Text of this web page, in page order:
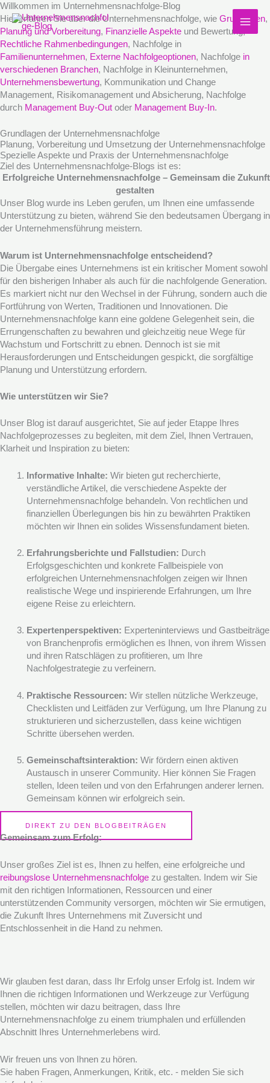
Zum
Inhalt
springen
Willkommen im Unternehmensnachfolge-Blog
Hier erfahren Sie über die Unternehmensnachfolge, wie Grundlagen,
Planung und Vorbereitung, Finanzielle Aspekte und Bewertung,
Rechtliche Rahmenbedingungen, Nachfolge in
Familienunternehmen, Externe Nachfolgeoptionen, Nachfolge in
verschiedenen Branchen, Nachfolge in Kleinunternehmen,
Unternehmensbewertung, Kommunikation und Change
Management, Risikomanagement und Absicherung, Nachfolge
durch Management Buy-Out oder Management Buy-In.
Grundlagen der Unternehmensnachfolge
Planung, Vorbereitung und Umsetzung der Unternehmensnachfolge
Spezielle Aspekte und Praxis der Unternehmensnachfolge
Ziel des Unternehmensnachfolge-Blogs ist es:
Erfolgreiche Unternehmensnachfolge – Gemeinsam die Zukunft
gestalten
Unser Blog wurde ins Leben gerufen, um Ihnen eine umfassende
Unterstützung zu bieten, während Sie den bedeutsamen Übergang in
der Unternehmensführung meistern.
Warum ist Unternehmensnachfolge entscheidend?
Die Übergabe eines Unternehmens ist ein kritischer Moment sowohl
für den bisherigen Inhaber als auch für die nachfolgende Generation.
Es markiert nicht nur den Wechsel in der Führung, sondern auch die
Fortführung von Werten, Traditionen und Innovationen. Die
Unternehmensnachfolge kann eine goldene Gelegenheit sein, die
Errungenschaften zu bewahren und gleichzeitig neue Wege für
Wachstum und Fortschritt zu ebnen. Dennoch ist sie mit
Herausforderungen und Entscheidungen gespickt, die sorgfältige
Planung und Unterstützung erfordern.
Wie unterstützen wir Sie?
Unser Blog ist darauf ausgerichtet, Sie auf jeder Etappe Ihres
Nachfolgeprozesses zu begleiten, mit dem Ziel, Ihnen Vertrauen,
Klarheit und Inspiration zu bieten:
Informative Inhalte: Wir bieten gut recherchierte,
verständliche Artikel, die verschiedene Aspekte der
Unternehmensnachfolge behandeln. Von rechtlichen und
finanziellen Überlegungen bis hin zu bewährten Praktiken
möchten wir Ihnen ein solides Wissensfundament bieten.
Erfahrungsberichte und Fallstudien: Durch
Erfolgsgeschichten und konkrete Fallbeispiele von
erfolgreichen Unternehmensnachfolgen zeigen wir Ihnen
realistische Wege und inspirierende Erfahrungen, um Ihre
eigene Reise zu erleichtern.
Expertenperspektiven: Experteninterviews und Gastbeiträge
von Branchenprofis ermöglichen es Ihnen, von ihrem Wissen
und ihren Ratschlägen zu profitieren, um Ihre
Nachfolgestrategie zu verfeinern.
Praktische Ressourcen: Wir stellen nützliche Werkzeuge,
Checklisten und Leitfäden zur Verfügung, um Ihre Planung zu
strukturieren und sicherzustellen, dass keine wichtigen
Schritte übersehen werden.
Gemeinschaftsinteraktion: Wir fördern einen aktiven
Austausch in unserer Community. Hier können Sie Fragen
stellen, Ideen teilen und von den Erfahrungen anderer lernen.
Gemeinsam können wir erfolgreich sein.
DIREKT ZU DEN BLOGBEITRÄGEN
Gemeinsam zum Erfolg:
Unser großes Ziel ist es, Ihnen zu helfen, eine erfolgreiche und
reibungslose Unternehmensnachfolge zu gestalten. Indem wir Sie
mit den richtigen Informationen, Ressourcen und einer
unterstützenden Community versorgen, möchten wir Sie ermutigen,
die Zukunft Ihres Unternehmens mit Zuversicht und
Entschlossenheit in die Hand zu nehmen.
Wir glauben fest daran, dass Ihr Erfolg unser Erfolg ist. Indem wir
Ihnen die richtigen Informationen und Werkzeuge zur Verfügung
stellen, möchten wir dazu beitragen, dass Ihre
Unternehmensnachfolge zu einem triumphalen und erfüllenden
Abschnitt Ihres Unternehmerlebens wird.
Wir freuen uns von Ihnen zu hören.
Sie haben Fragen, Anmerkungen, Kritik, etc. - melden Sie sich